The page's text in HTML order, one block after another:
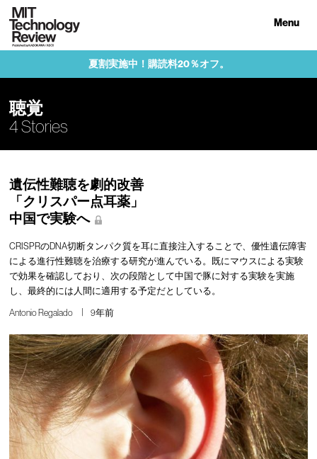
Menu
夏割実施中！購読料20％オフ。
聴覚
4 Stories
遺伝性難聴を劇的改善
「クリスパー点耳薬」
中国で実験へ
CRISPRのDNA切断タンパク質を耳に直接注入することで、優性遺伝障害
による進行性難聴を治療する研究が進んでいる。既にマウスによる実験
で効果を確認しており、次の段階として中国で豚に対する実験を実施
し、最終的には人間に適用する予定だとしている。
Antonio Regalado 9年前